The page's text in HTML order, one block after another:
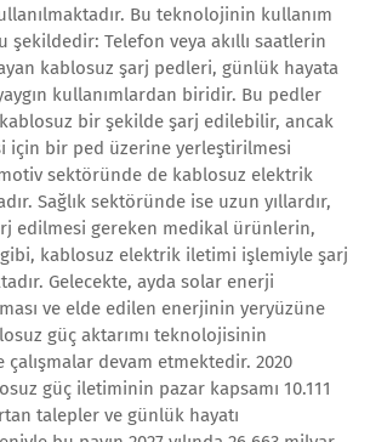
Bu teknolojinin kullanım
şekildedir: Telefon veya akıllı saatlerin
kablosuz şarj pedleri, günlük hayata
kullanımlardan biridir. Bu pedler
bir şekilde şarj edilebilir, ancak
için bir ped üzerine yerleştirilmesi
sektöründe de kablosuz elektrik
Sağlık sektöründe ise uzun yıllardır,
edilmesi gereken medikal ürünlerin,
kablosuz elektrik iletimi işlemiyle şarj
Gelecekte, ayda solar enerji
ve elde edilen enerjinin yeryüzüne
güç aktarımı teknolojisinin
çalışmalar devam etmektedir. 2020
güç iletiminin pazar kapsamı 10.111
talepler ve günlük hayatı